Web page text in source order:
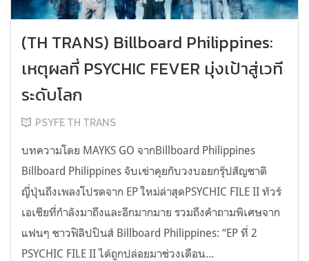
(TH TRANS) Billboard Philippines:
เหตุผลที่ PSYCHIC FEVER มุ่งเป้าสู่เวที
ระดับโลก
PSYFE TH TRANS
บทความโดย MAYKS GO จากBillboard Philippines
Billboard Philippines จับเข่าคุยกับวงบอยกรุ๊ปสัญชาติ
ญี่ปุ่นถึงเพลงโปรดจาก EP ใหม่ล่าสุดPSYCHIC FILE II ทัวร์
เอเชียที่กำลังมาถึงและอีกมากมาย รวมถึงคำถามพิเศษจาก
แฟนๆ ชาวฟิลิปปินส์ Billboard Philippines: “EP ที่ 2
PSYCHIC FILE II ได้ถูกปล่อยมาช่วงเดือน...